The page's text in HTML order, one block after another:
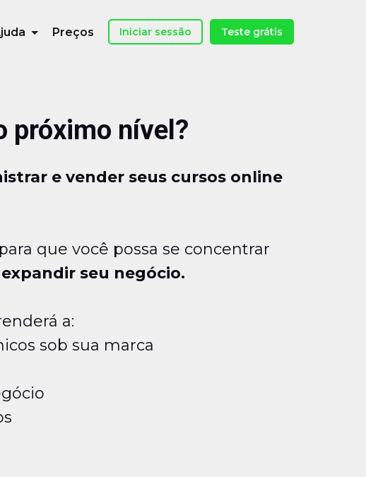
Preços Iniciar sessão Teste grátis
próximo nível?
e vender seus cursos online
que você possa se concentrar
seu negócio.
a:
sob sua marca